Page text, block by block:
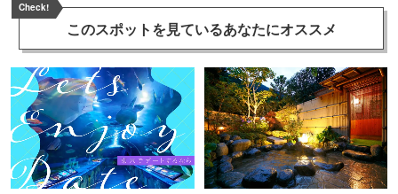
Check!
このスポットを見ているあなたにオススメ